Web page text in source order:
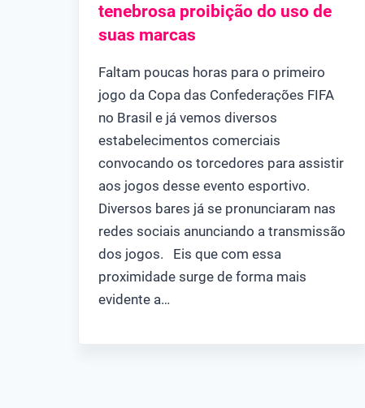
tenebrosa proibição do uso de
suas marcas
Faltam poucas horas para o primeiro
jogo da Copa das Confederações FIFA
no Brasil e já vemos diversos
estabelecimentos comerciais
convocando os torcedores para assistir
aos jogos desse evento esportivo.
Diversos bares já se pronunciaram nas
redes sociais anunciando a transmissão
dos jogos. Eis que com essa
proximidade surge de forma mais
evidente a…